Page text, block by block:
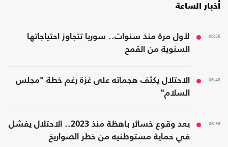
أخبار الساعة
06:56
لأول مرة منذ سنوات.. سوريا تتجاوز احتياجاتها
السنوية من القمح
06:48
الاحتلال يكثف هجماته على غزة رغم خطة "مجلس
السلام"
06:36
بعد وقوع خسائر باهظة منذ 2023.. الاحتلال يفشل
في حماية مستوطنيه من خطر الصواريخ